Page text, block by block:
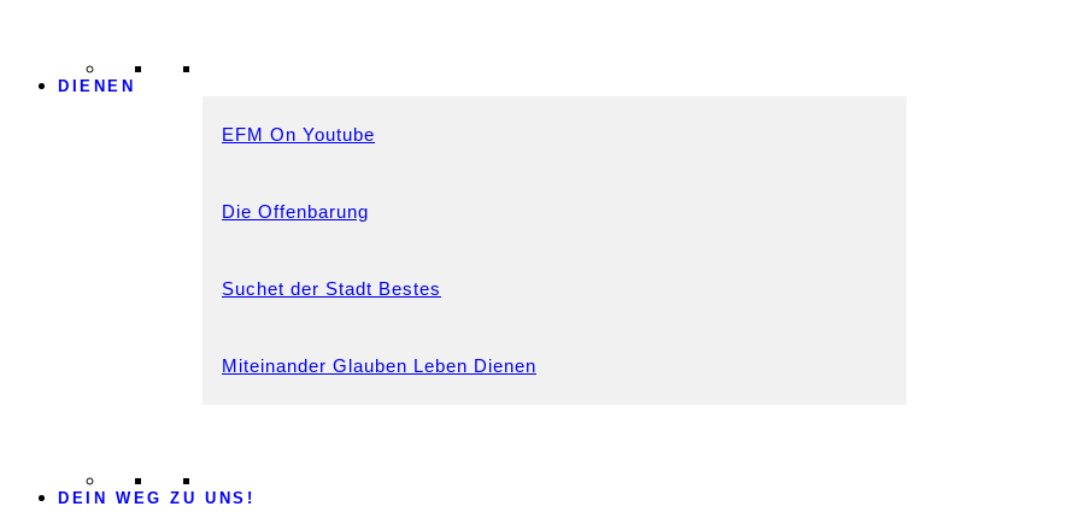
DIENEN
EFM On Youtube
Die Offenbarung
Suchet der Stadt Bestes
Miteinander Glauben Leben Dienen
DEIN WEG ZU UNS!